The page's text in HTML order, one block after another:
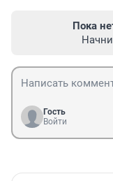
Пока
Гость
Войти